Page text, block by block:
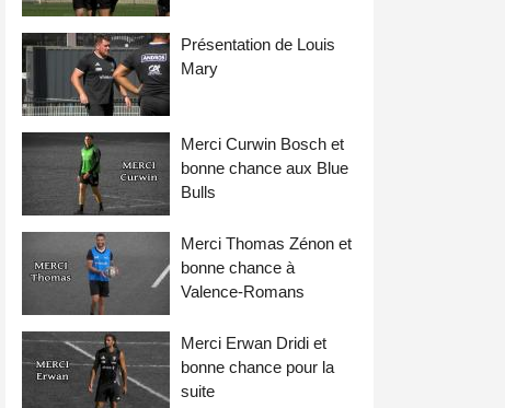
Présentation de Louis
Mary
Merci Curwin Bosch et
bonne chance aux Blue
Bulls
Merci Thomas Zénon et
bonne chance à
Valence-Romans
Merci Erwan Dridi et
bonne chance pour la
suite